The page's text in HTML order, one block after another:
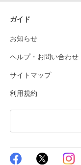
ガイド
お知らせ
ヘルプ・お問い合わせ
サイトマップ
利用規約